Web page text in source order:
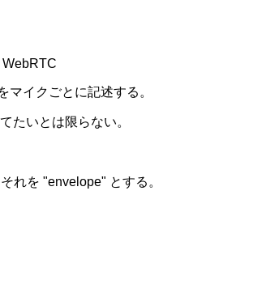
イクごとに記述する。
たいとは限らない。
れを "envelope" とする。